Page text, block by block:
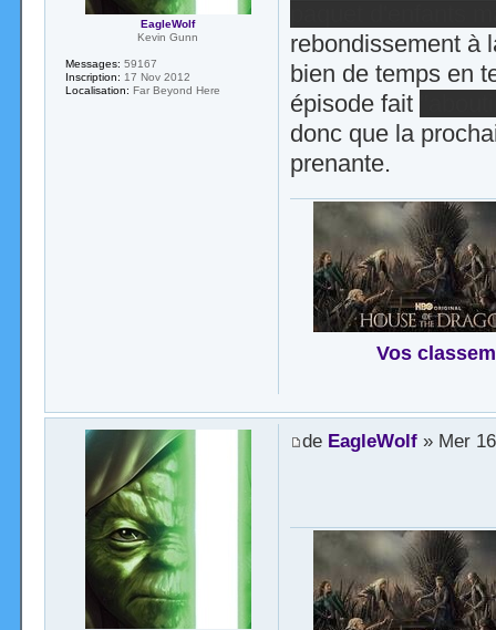
rebondissement à
bien de temps en
épisode fait
donc que la
prenante.
Vos
EagleWolf
Kevin Gunn
Messages: 59167
Inscription: 17 Nov 2012
Localisation: Far Beyond Here
de EagleWolf» Mer